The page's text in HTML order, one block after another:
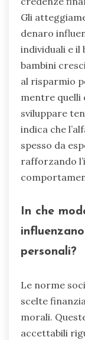
Gli
denaro
individuali e il
bambini
al risparmio
mentre quelli
sviluppare
indica che
spesso da
rafforzando
In che
personali?
Le norme
scelte
morali.
accettabili